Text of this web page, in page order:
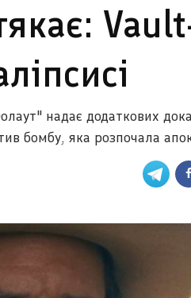
надає додаткових
бомбу, яка розпочала